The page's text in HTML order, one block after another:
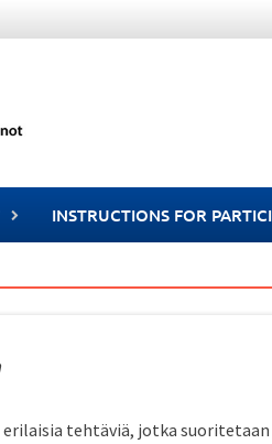
INSTRUCTIONS FOR
erilaisia tehtäviä, jotka